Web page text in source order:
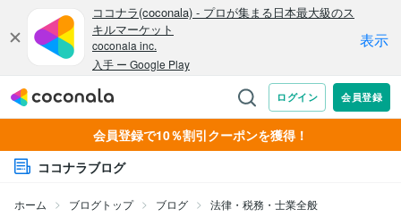
会員登録で10％割引クーポンを獲得！
ココナラブログ
ホーム ブログトップ ブログ 法律・税務・士業全般